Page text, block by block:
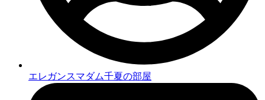
エレガンスマダム千夏の部屋